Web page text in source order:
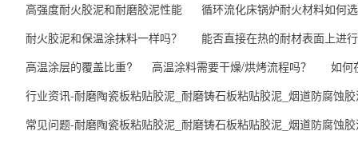
高强度耐火胶泥和耐磨胶泥性能
循环流化床锅炉耐火材料如何
耐火胶泥和保温涂抹料一样吗？
能否直接在热的耐材表面上进
高温涂层的覆盖比重?
高温涂料需要干燥/烘烤流程吗？
如何
行业资讯-耐磨陶瓷板粘贴胶泥_耐磨铸石板粘贴胶泥_烟道防腐蚀
常见问题-耐磨陶瓷板粘贴胶泥_耐磨铸石板粘贴胶泥_烟道防腐蚀